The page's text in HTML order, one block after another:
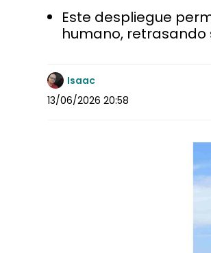
Este despliegue
humano, retrasando
Isaac
13/06/2026 20:58